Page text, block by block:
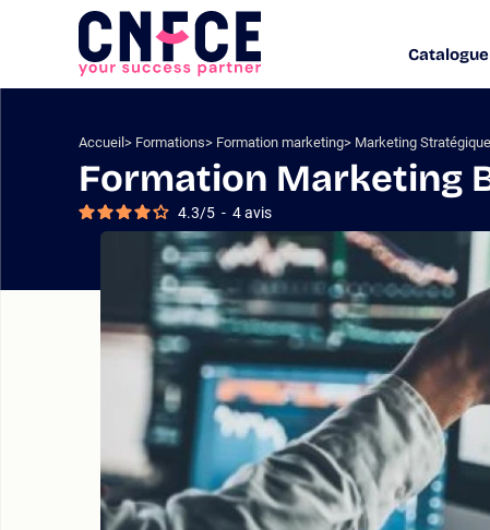
Aller
Logo
site
Catalogue
Accueil Formations Formation marketing Marketing Stratégique
Formation Marketing
4.3/5 - 4avis